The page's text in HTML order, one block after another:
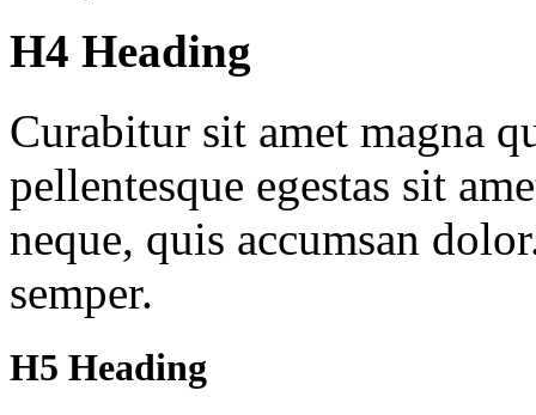
H4 Heading
Curabitur sit amet magna
pellentesque egestas sit
neque, quis accumsan
semper.
H5 Heading